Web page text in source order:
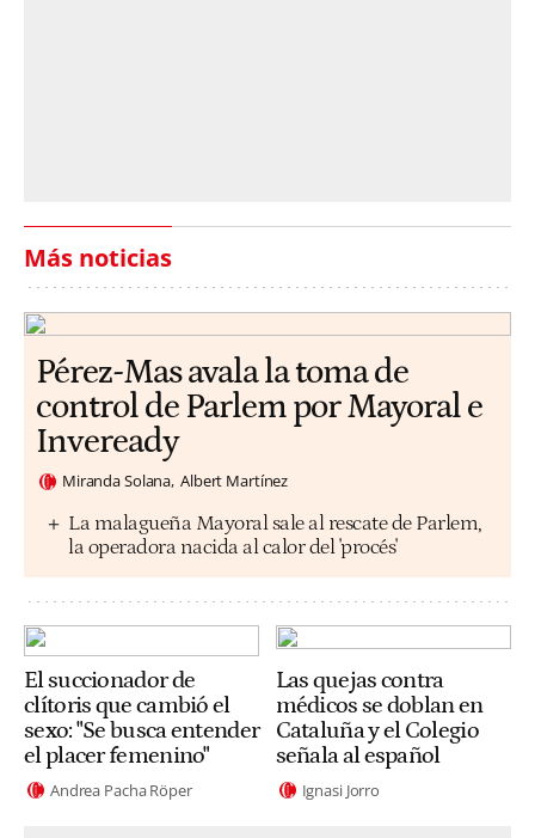
Más noticias
Pérez-Mas avala la toma de
control de Parlem por Mayoral e
Inveready
Miranda Solana Albert Martínez
La malagueña Mayoral sale al rescate de Parlem,
la operadora nacida al calor del 'procés'
El succionador de
clítoris que cambió el
sexo: "Se busca entender
el placer femenino"
Andrea Pacha Röper
Las quejas contra
médicos se doblan en
Cataluña y el Colegio
señala al español
Ignasi Jorro